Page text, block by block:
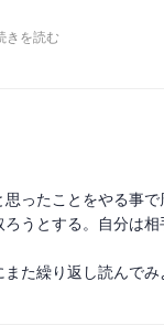
行動を起こしやすい
きを読む
ったことをやる事で
うとする。自分は
た繰り返し読んでみ